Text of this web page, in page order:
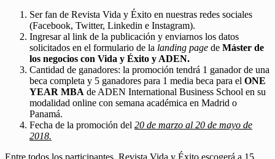
Ser fan de Revista Vida y Éxito en nuestras redes sociales
(Facebook, Twitter, Linkedin e Instagram).
Ingresar al link de la publicación y enviarnos los datos
solicitados en el formulario de la landing page de Máster de
los negocios con Vida y Éxito y ADEN.
Cantidad de ganadores: la promoción tendrá 1 ganador de una
beca completa y 5 ganadores para 1 media beca para el ONE
YEAR MBA de ADEN International Business School en su
modalidad online con semana académica en Madrid o
Panamá.
Fecha de la promoción del 20 de marzo al 20 de mayo de
2018.